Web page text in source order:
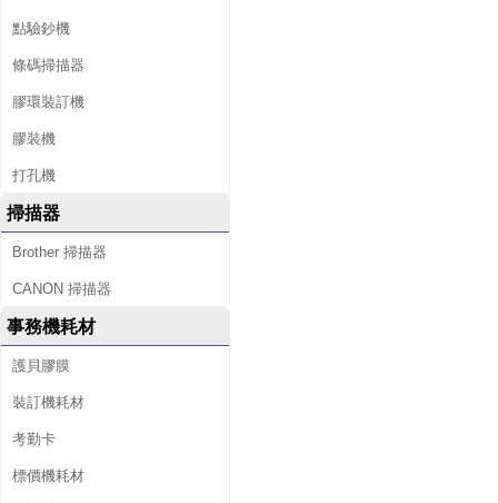
點驗鈔機
條碼掃描器
膠環裝訂機
膠裝機
打孔機
掃描器
Brother 掃描器
CANON 掃描器
事務機耗材
護貝膠膜
裝訂機耗材
考勤卡
標價機耗材